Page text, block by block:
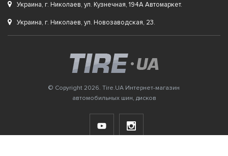
Украина, г. Николаев, ул. Кузнечная, 194А Автомаркет.
Украина, г. Николаев, ул. Новозаводская, 23.
© Copyright 2026. Tire.UA Интернет-магазин
автомобильных шин, дисков